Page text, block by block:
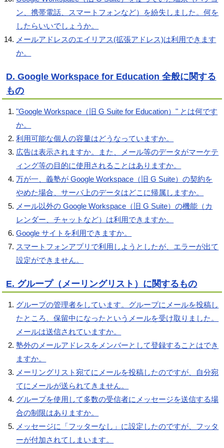
ン、携帯電話、スマートフォンなど）を紛失しました。何を
したらいいでしょうか。
メールアドレスのエイリアス(拡張アドレス)は利用できます
か。
D. Google Workspace for Education 全般に関する
もの
"Google Workspace（旧 G Suite for Education）" とは何です
か。
利用可能な個人の容量はどうなっていますか。
広告は表示されますか。また、メール等のデータがマーケテ
ィング等の目的に使用されることはありますか。
万が一、義塾が Google Workspace（旧 G Suite）の契約を
やめた場合、サーバ上のデータはどこに帰属しますか。
メール以外の Google Workspace（旧 G Suite）の機能（カ
レンダー、チャットなど）は利用できますか。
Google サイトを利用できますか。
スマートフォンアプリで利用しようとしたが、エラーが出て
設定ができません。
E. グループ（メーリングリスト）に関するもの
グループの管理者をしています。グループにメールを投稿し
たところ、保留中になったというメールを受け取りました。
メールは送信されていますか。
塾外のメールアドレスをメンバーとして登録することはでき
ますか。
メーリングリスト宛てにメールを投稿したのですが、自分宛
てにメールが送られてきません。
グループを使用して多数の受信者にメッセージを送信する場
合の制限はありますか。
メッセージに「フッターなし」に設定したのですが、フッタ
ーが付加されてしまいます。